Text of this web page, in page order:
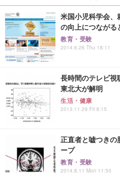
米国小児科学会、
の向上につながる
教育・受験
2014.6.26 Thu 18:11
長時間のテレビ視
東北大が解明
生活・健康
2013.11.29 Fri 8:15
正直者と嘘つき
ープ
教育・受験
2014.8.11 Mon 11:50